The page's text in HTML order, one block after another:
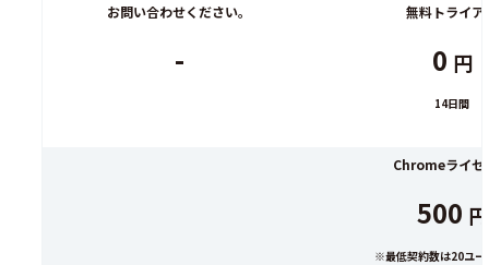
お問い合わせください。
-
無料トライア
0 円
14日間
Chromeライセ
500 円
※最低契約数は20ユー